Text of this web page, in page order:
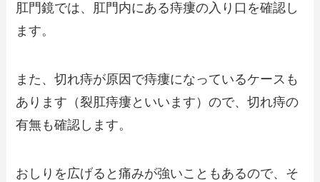
肛門鏡では、肛門内にある痔瘻の入り口を確認し
ます。
また、切れ痔が原因で痔瘻になっているケースも
あります（裂肛痔瘻といいます）ので、切れ痔の
有無も確認します。
おしりを広げると痛みが強いこともあるので、そ